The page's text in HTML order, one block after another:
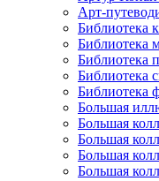
Арт-
Библиотека
Библиотека
Библиотека
Библиотека
Библиотека
Большая
Большая
Большая
Большая
Большая